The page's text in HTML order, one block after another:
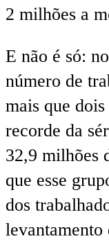
2 milhões a
E não é só:
número de
mais que
recorde da
32,9 milhões
que esse
dos